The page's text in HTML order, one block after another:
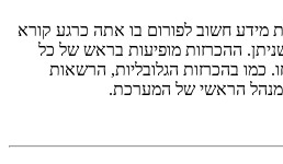
מידע חשוב לפורום בו אתה כרגע קורא
ההכרזות מופיעות בראש של כל
כמו בהכרזות הגלובליות, הרשאות
הראשי של המערכת.